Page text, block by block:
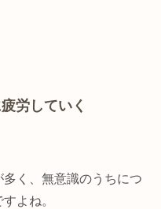
労していく
く、無意識のうちにつ
よね。